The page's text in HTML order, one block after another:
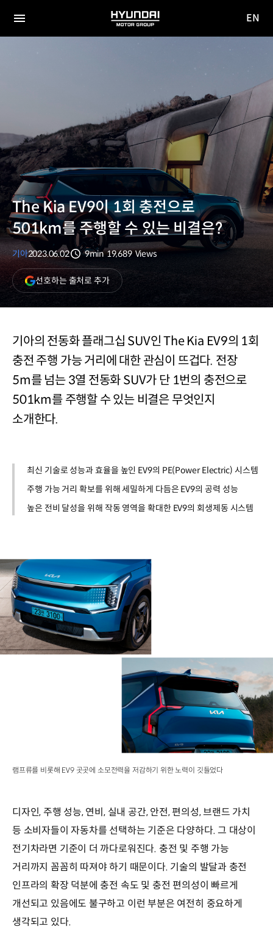
전체
HYUNDAI
MOTOR
EN
The Kia EV9이 1회 충전으로
501km를 주행할 수 있는 비결은?
기아2023.06.02
분량
9min 19,689 Views
선호하는 출처로 추가(새
창
열림)
기아의 전동화 플래그십 SUV인 The Kia EV9의 1회
충전 주행 가능 거리에 대한 관심이 뜨겁다. 전장
5m를 넘는 3열 전동화 SUV가 단 1번의 충전으로
501km를 주행할 수 있는 비결은 무엇인지
소개한다.
최신 기술로 성능과 효율을 높인 EV9의 PE(Power Electric) 시스템
주행 가능 거리 확보를 위해 세밀하게 다듬은 EV9의 공력 성능
높은 전비 달성을 위해 작동 영역을 확대한 EV9의 회생제동 시스템
램프류를 비롯해 EV9 곳곳에 소모전력을 저감하기 위한 노력이 깃들었다
디자인, 주행 성능, 연비, 실내 공간, 안전, 편의성, 브랜드 가치
등 소비자들이 자동차를 선택하는 기준은 다양하다. 그 대상이
전기차라면 기준이 더 까다로워진다. 충전 및 주행 가능
거리까지 꼼꼼히 따져야 하기 때문이다. 기술의 발달과 충전
인프라의 확장 덕분에 충전 속도 및 충전 편의성이 빠르게
개선되고 있음에도 불구하고 이런 부분은 여전히 중요하게
생각되고 있다.